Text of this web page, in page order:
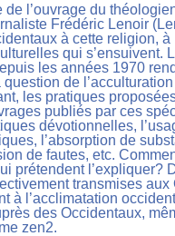
de l’ouvrage du
Frédéric Lenoir
à cette religion,
qui s’ensuivent.
les années 1970
question de
les pratiques
publiés par ces
dévotionnelles,
l’absorption de
de fautes, etc.
prétendent l’expliquer?
transmises
à l’acclimatation
des Occidentaux,
zen2.